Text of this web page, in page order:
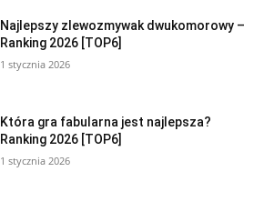
Najlepszy zlewozmywak dwukomorowy –
Ranking 2026 [TOP6]
1 stycznia 2026
Która gra fabularna jest najlepsza?
Ranking 2026 [TOP6]
1 stycznia 2026